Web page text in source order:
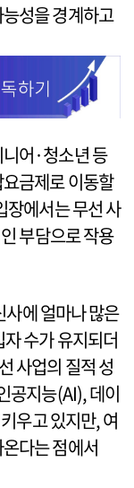
성을 경계하고
어·청소년 등
금제로 이동할
장에서는 무선 사
부담으로 작용
사에 얼마나 많은
수가 유지되더
사업의 질적 성
공지능(AI), 데이
우고 있지만, 여
다는 점에서